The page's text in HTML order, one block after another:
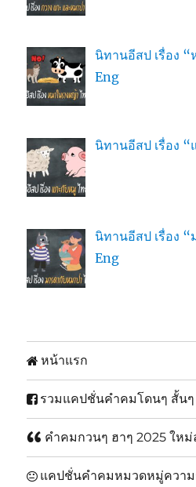
นิทานอีสป เรื่อง
Eng
นิทานอีสป เรื่อง
นิทานอีสป เรื่อง
Eng
หน้าแรก
รวมแคปชั่นคำคมโดนๆ สั้นๆ
คำคมกวนๆ ฮาๆ 2025 ให
แคปชั่นคำคมหมวดหมู่ความ